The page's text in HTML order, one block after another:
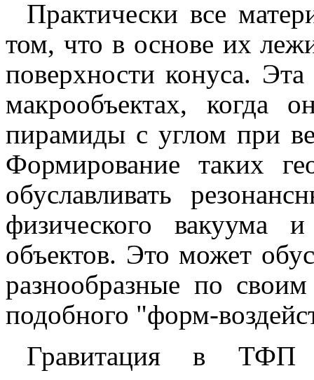
Практически все
том, что в основе их
поверхности конуса.
макрообъектах, когда
пирамиды с углом при
Формирование таких
обуславливать
физического вакуума
объектов. Это может
разнообразные по
подобного "форм-
Гравитация в ТФП